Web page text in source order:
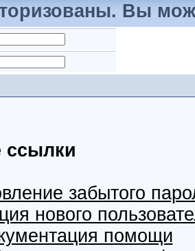
Вы
ссылки
забытого
нового
помощи